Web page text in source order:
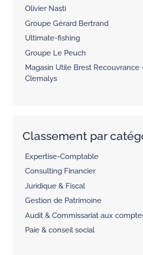
Olivier Nasti
Groupe Gérard Bertrand
Ultimate-fishing
Groupe Le Peuch
Magasin Utile Brest Recouvrance
Clemalys
Classement par
Expertise-Comptable
Consulting Financier
Juridique & Fiscal
Gestion de Patrimoine
Audit & Commissariat aux
Paie & conseil social